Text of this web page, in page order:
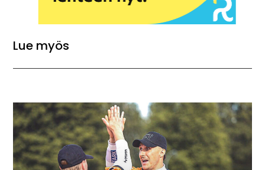
Lue myös